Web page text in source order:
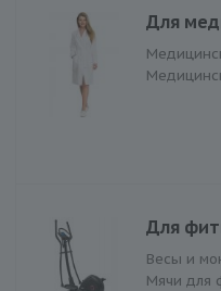
Для
Для
Весы и
Мячи для